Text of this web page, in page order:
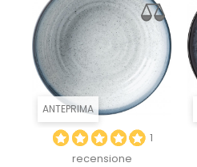
ANTEPRIMA
1
recensione